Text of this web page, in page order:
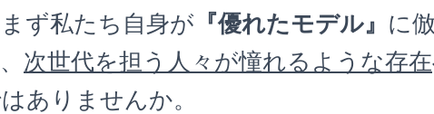
ず私たち自身が 『優れたモデル』 に
次世代を担う人々が憧れるような存在
ありませんか。